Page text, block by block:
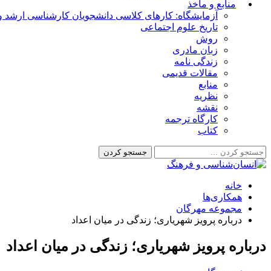
منابع و مأخذ
آزمایشگاه: کارهای کلاسی دانشجویان کارشناسی ارشد و
تاریخ علوم اجتماعی
روش
زبان مادری
زندگی نامه
مقالات قدیمی
منابع
نظریه
نقشه
کارگاه ترجمه
کتاب
خانه
همکاری‌ها
مجموعه مهرگان
درباره پرویز شهریارى؛ زندگى در میان اعداد
درباره پرویز شهریارى؛ زندگى در میان اعداد